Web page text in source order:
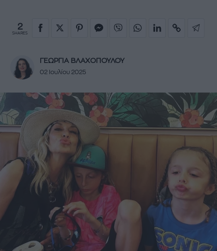
2
SHARES
ΓΕΩΡΓΙΑ ΒΛΑΧΟΠΟΥΛΟΥ
02 Ιουλίου 2025